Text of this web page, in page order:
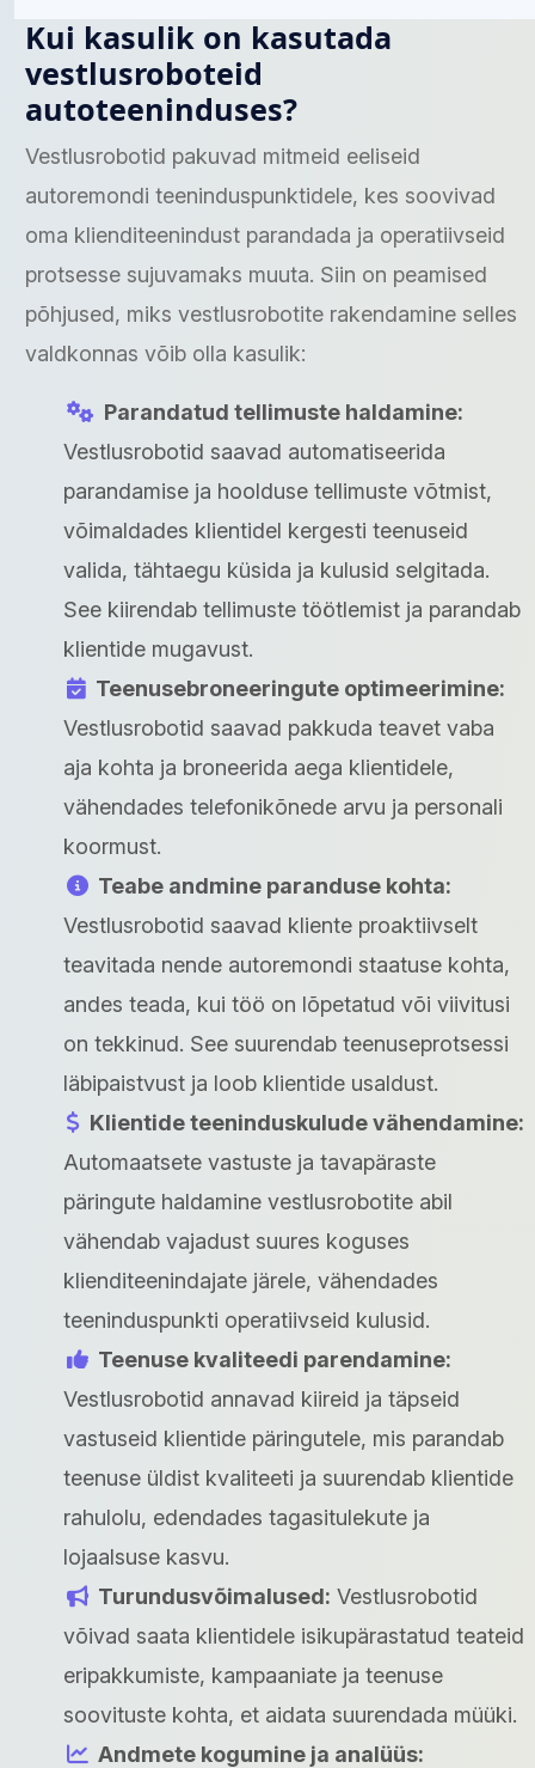
Kui kasulik on kasutada
vestlusroboteid
autoteeninduses?
Vestlusrobotid pakuvad mitmeid eeliseid
autoremondi teeninduspunktidele, kes soovivad
oma klienditeenindust parandada ja operatiivseid
protsesse sujuvamaks muuta. Siin on peamised
põhjused, miks vestlusrobotite rakendamine selles
valdkonnas võib olla kasulik:
Parandatud tellimuste haldamine:
Vestlusrobotid saavad automatiseerida
parandamise ja hoolduse tellimuste võtmist,
võimaldades klientidel kergesti teenuseid
valida, tähtaegu küsida ja kulusid selgitada.
See kiirendab tellimuste töötlemist ja parandab
klientide mugavust.
Teenusebroneeringute optimeerimine:
Vestlusrobotid saavad pakkuda teavet vaba
aja kohta ja broneerida aega klientidele,
vähendades telefonikõnede arvu ja personali
koormust.
Teabe andmine paranduse kohta:
Vestlusrobotid saavad kliente proaktiivselt
teavitada nende autoremondi staatuse kohta,
andes teada, kui töö on lõpetatud või viivitusi
on tekkinud. See suurendab teenuseprotsessi
läbipaistvust ja loob klientide usaldust.
Klientide teeninduskulude vähendamine:
Automaatsete vastuste ja tavapäraste
päringute haldamine vestlusrobotite abil
vähendab vajadust suures koguses
klienditeenindajate järele, vähendades
teeninduspunkti operatiivseid kulusid.
Teenuse kvaliteedi parendamine:
Vestlusrobotid annavad kiireid ja täpseid
vastuseid klientide päringutele, mis parandab
teenuse üldist kvaliteeti ja suurendab klientide
rahulolu, edendades tagasitulekute ja
lojaalsuse kasvu.
Turundusvõimalused: Vestlusrobotid
võivad saata klientidele isikupärastatud teateid
eripakkumiste, kampaaniate ja teenuse
soovituste kohta, et aidata suurendada müüki.
Andmete kogumine ja analüüs: